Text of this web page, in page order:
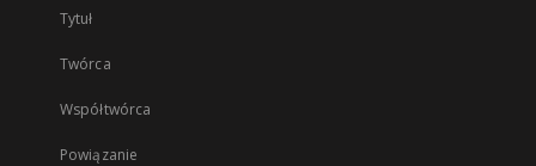
Tytuł
Twórca
Współtwórca
Powiązanie